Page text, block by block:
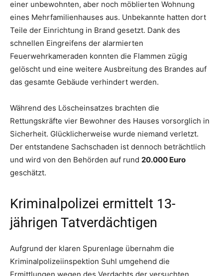
einer unbewohnten, aber noch möblierten Wohnung
eines Mehrfamilienhauses aus. Unbekannte hatten dort
Teile der Einrichtung in Brand gesetzt. Dank des
schnellen Eingreifens der alarmierten
Feuerwehrkameraden konnten die Flammen zügig
gelöscht und eine weitere Ausbreitung des Brandes auf
das gesamte Gebäude verhindert werden.
Während des Löscheinsatzes brachten die
Rettungskräfte vier Bewohner des Hauses vorsorglich in
Sicherheit. Glücklicherweise wurde niemand verletzt.
Der entstandene Sachschaden ist dennoch beträchtlich
und wird von den Behörden auf rund 20.000 Euro
geschätzt.
Kriminalpolizei ermittelt 13-
jährigen Tatverdächtigen
Aufgrund der klaren Spurenlage übernahm die
Kriminalpolizeiinspektion Suhl umgehend die